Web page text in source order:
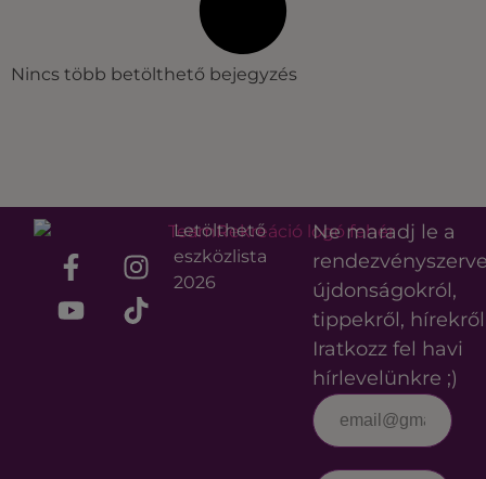
Nincs több betölthető bejegyzés
Letölthető
eszközlista
2026
Ne maradj le a
újdonságokról,
tippekről,
Iratkozz fel havi
hírlevelünkre ;)